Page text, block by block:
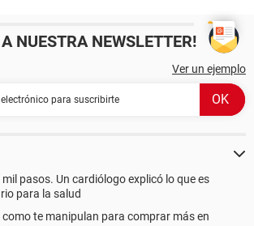
NUESTRA NEWSLETTER!
Ver un ejemplo
pasos. Un cardiólogo explicó lo que es
para la salud
como te manipulan para comprar más en